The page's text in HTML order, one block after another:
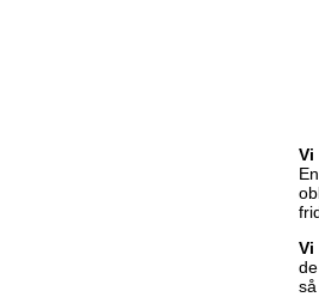
Vi
Vi